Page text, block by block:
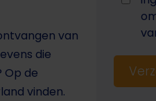
van
die
Op de
vinden.